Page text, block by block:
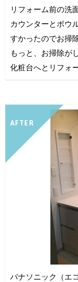
リフォーム前の洗
カウンターとボウ
すかったのでお掃
もっと、お掃除が
化粧台へとリフォ
AFTER
パナソニック（エ